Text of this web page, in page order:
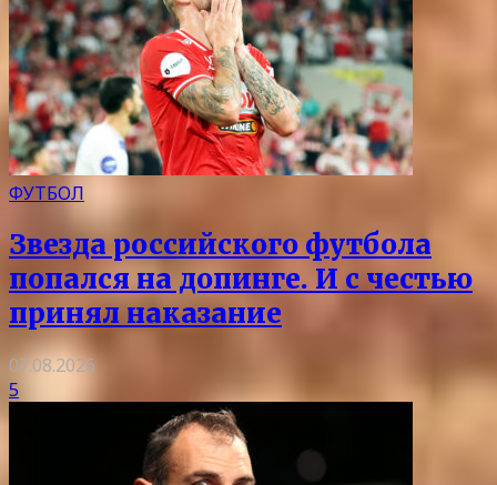
ФУТБОЛ
Звезда российского футбола
попался на допинге. И с честью
принял наказание
07.08.2026
5